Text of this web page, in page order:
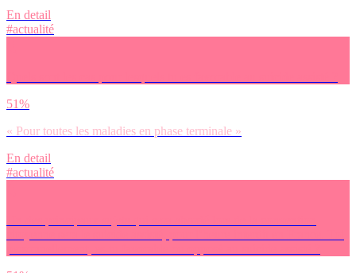
En detail
#actualité
51%
« Pour toutes les maladies en phase terminale »
En detail
#actualité